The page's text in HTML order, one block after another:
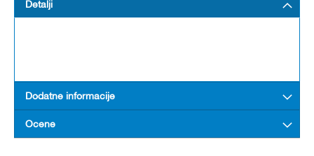
Detalji
Dodatne informacije
Ocene